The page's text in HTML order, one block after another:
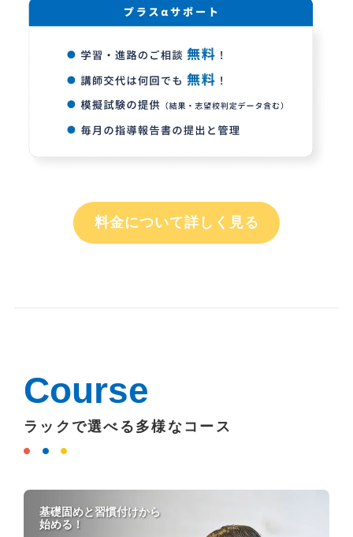
料金について詳しく見る
Course
ラックで選べる多様なコース
基礎固めと習慣付けから
始める！